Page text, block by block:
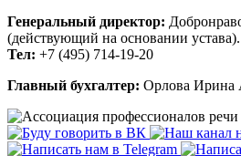
Генеральный директор:
(действующий на основании устава).
Тел: +7 (495) 714-19-20
Главный бухгалтер: Орлова Ирина